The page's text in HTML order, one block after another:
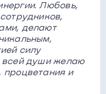
Любовь,
делают
силу
всей души желаю
процветания и